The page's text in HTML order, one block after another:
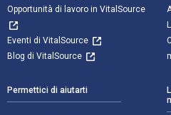
Opportunità di lavoro in VitalSource
Eventi di VitalSource
Blog di VitalSource
Permettici di aiutarti